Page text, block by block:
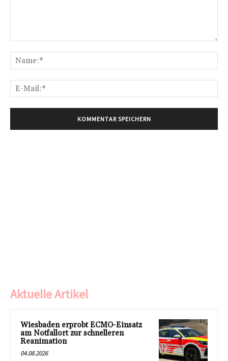
Aktuelle Artikel
Wiesbaden erprobt ECMO-Einsatz
am Notfallort zur schnelleren
Reanimation
04.08.2026